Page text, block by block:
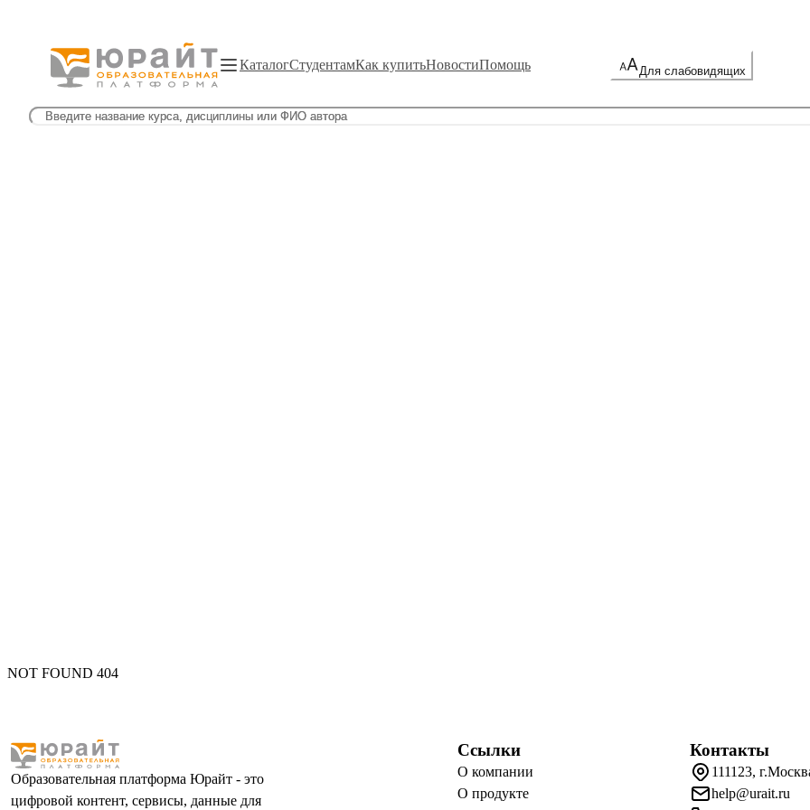
КаталогСтудентамКак купитьНовостиПомощь Для слабовидящих
NOT FOUND 404
Образовательная платформа Юрайт - это
цифровой контент, сервисы, данные для
Ссылки
О компании
О продукте
Контакты
111123,
help@urait.ru